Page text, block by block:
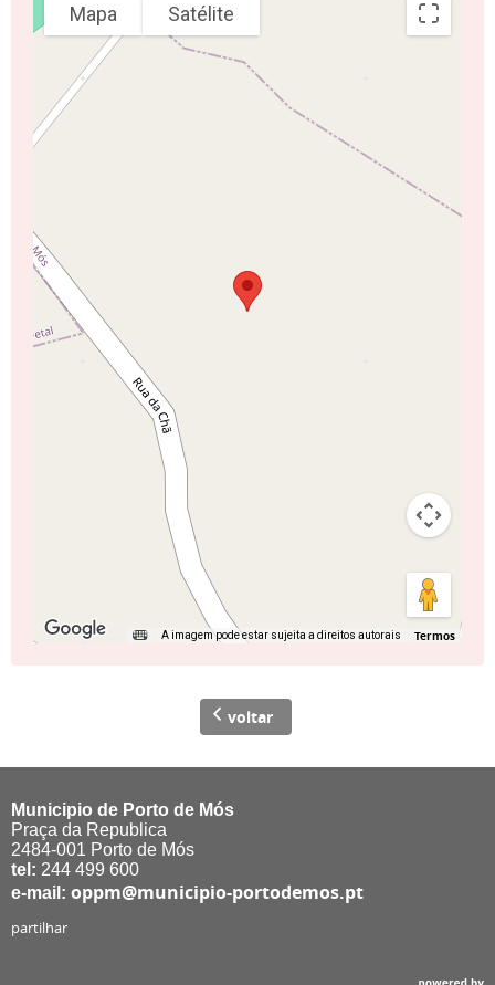
Mapa Satélite
A imagem pode estar sujeita a direitos autorais Termos
voltar
Municipio de Porto de Mós
Praça da Republica
2484-001 Porto de Mós
tel: 244 499 600
e-mail: oppm@municipio-portodemos.pt
partilhar